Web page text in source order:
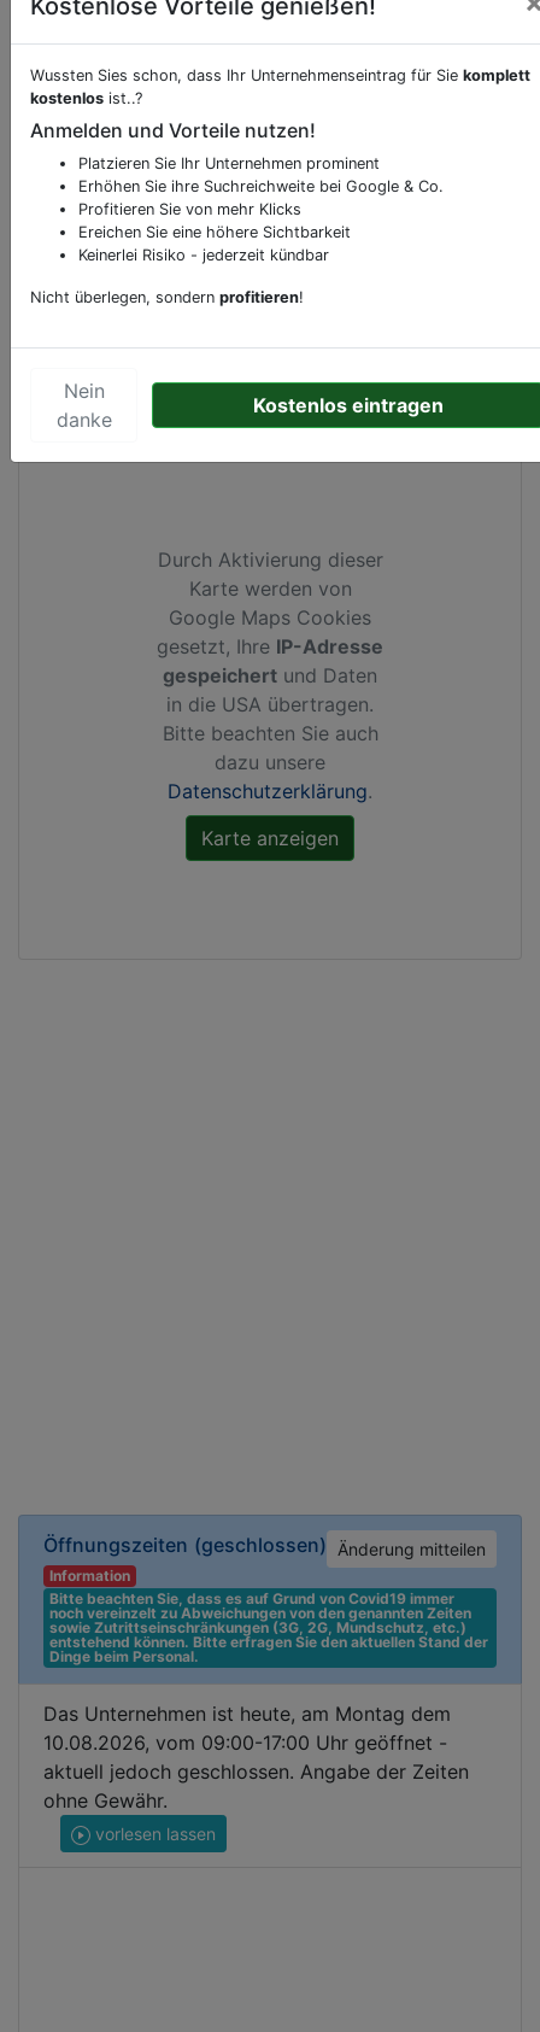
Öffnungszeiten (geschlossen) Änderung mitteilen
Information
Bitte beachten Sie, dass es auf Grund von Covid19 immer
noch vereinzelt zu Abweichungen von den genannten Zeiten
sowie Zutrittseinschränkungen (3G, 2G, Mundschutz, etc.)
entstehend können. Bitte erfragen Sie den aktuellen Stand der
Dinge beim Personal.
Das Unternehmen ist heute, am Montag dem
10.08.2026, vom 09:00-17:00 Uhr geöffnet -
aktuell jedoch geschlossen. Angabe der Zeiten
ohne Gewähr.
vorlesen lassen
Beschreibung & Services vonamenity.atm
Sie möchten eine Beschreibung, Dienstleistung
oder andere relevante Informationen hinzufügen?
Klicken Sie bittehierum uns zu kontaktieren.
Gerne erweitern wir Ihren Firmeneintrag um
Sonderangebote odere besondere Services, die
Ihren Wettbewerbern abheben.
Kartenansicht Overtoom 89inAmsterdam
Durch Aktivierung dieser
Karte werden von
Google Maps Cookies
gesetzt, Ihre IP-Adresse
gespeichert und Daten
in die USA übertragen.
Bitte beachten Sie auch
dazu unsere
Datenschutzerklärung.
Kostenlose Vorteile genießen!
Wussten Sies schon, dass Ihr Unternehmenseintrag für Sie komplett
kostenlos ist..?
Anmelden und Vorteile nutzen!
Platzieren Sie Ihr Unternehmen prominent
Erhöhen Sie ihre Suchreichweite bei Google & Co.
Profitieren Sie von mehr Klicks
Ereichen Sie eine höhere Sichtbarkeit
Keinerlei Risiko - jederzeit kündbar
Nicht überlegen, sondern profitieren!
Nein
danke
Kostenlos eintragen